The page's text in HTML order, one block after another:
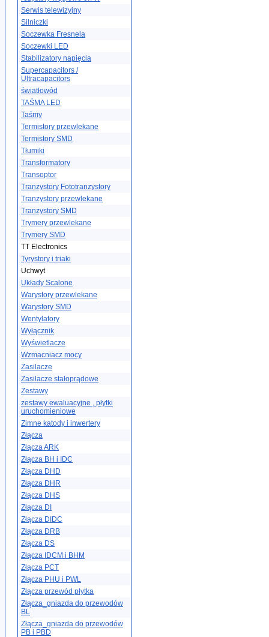
Serwis telewizyjny
Silniczki
Soczewka Fresnela
Soczewki LED
Stabilizatory napięcia
Supercapacitors /
Ultracapacitors
światłowód
TAŚMA LED
Taśmy
Termistory przewlekane
Termistory SMD
Tłumiki
Transformatory
Transoptor
Tranzystory Fototranzystory
Tranzystory przewlekane
Tranzystory SMD
Trymery przewlekane
Trymery SMD
TT Electronics
Tyrystory i triaki
Uchwyt
Układy Scalone
Warystory przewlekane
Warystory SMD
Wentylatory
Wyłącznik
Wyświetlacze
Wzmacniacz mocy
Zasilacze
Zasilacze stałoprądowe
Zestawy
zestawy ewaluacyjne , płytki
uruchomieniowe
Zimne katody i inwertery
Złącza
Złącza ARK
Złącza BH i IDC
Złącza DHD
Złącza DHR
Złącza DHS
Złącza DI
Złącza DIDC
Złącza DRB
Złącza DS
Złącza IDCM i BHM
Złącza PCT
Złącza PHU i PWL
Złącza przewód płytka
Złącza_gniazda do przewodów
BL
Złącza_gniazda do przewodów
PB i PBD